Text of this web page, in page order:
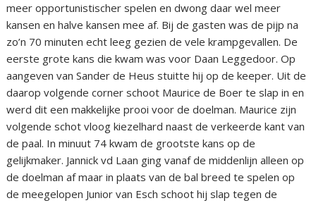
meer opportunistischer spelen en dwong daar wel meer
kansen en halve kansen mee af. Bij de gasten was de pijp na
zo’n 70 minuten echt leeg gezien de vele krampgevallen. De
eerste grote kans die kwam was voor Daan Leggedoor. Op
aangeven van Sander de Heus stuitte hij op de keeper. Uit de
daarop volgende corner schoot Maurice de Boer te slap in en
werd dit een makkelijke prooi voor de doelman. Maurice zijn
volgende schot vloog kiezelhard naast de verkeerde kant van
de paal. In minuut 74 kwam de grootste kans op de
gelijkmaker. Jannick vd Laan ging vanaf de middenlijn alleen op
de doelman af maar in plaats van de bal breed te spelen op
de meegelopen Junior van Esch schoot hij slap tegen de